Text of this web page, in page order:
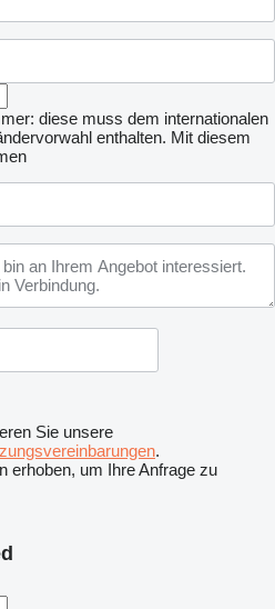
diese muss dem internationalen
enthalten. Mit diesem
Sie unsere
.
erhoben, um Ihre Anfrage zu